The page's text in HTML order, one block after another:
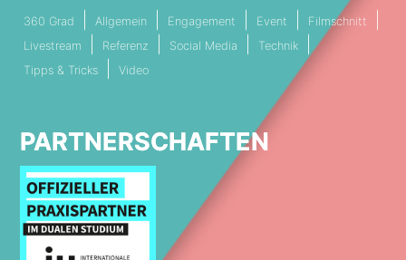
360 Grad Allgemein Engagement Event
Filmschnitt
Livestream
Referenz Social Media
Technik
Tipps & Tricks
Video
PARTNERSCHAFTEN